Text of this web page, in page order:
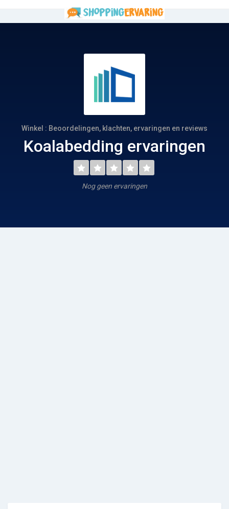
Winkel : Beoordelingen, klachten, ervaringen en reviews
Koalabedding ervaringen
Nog geen ervaringen